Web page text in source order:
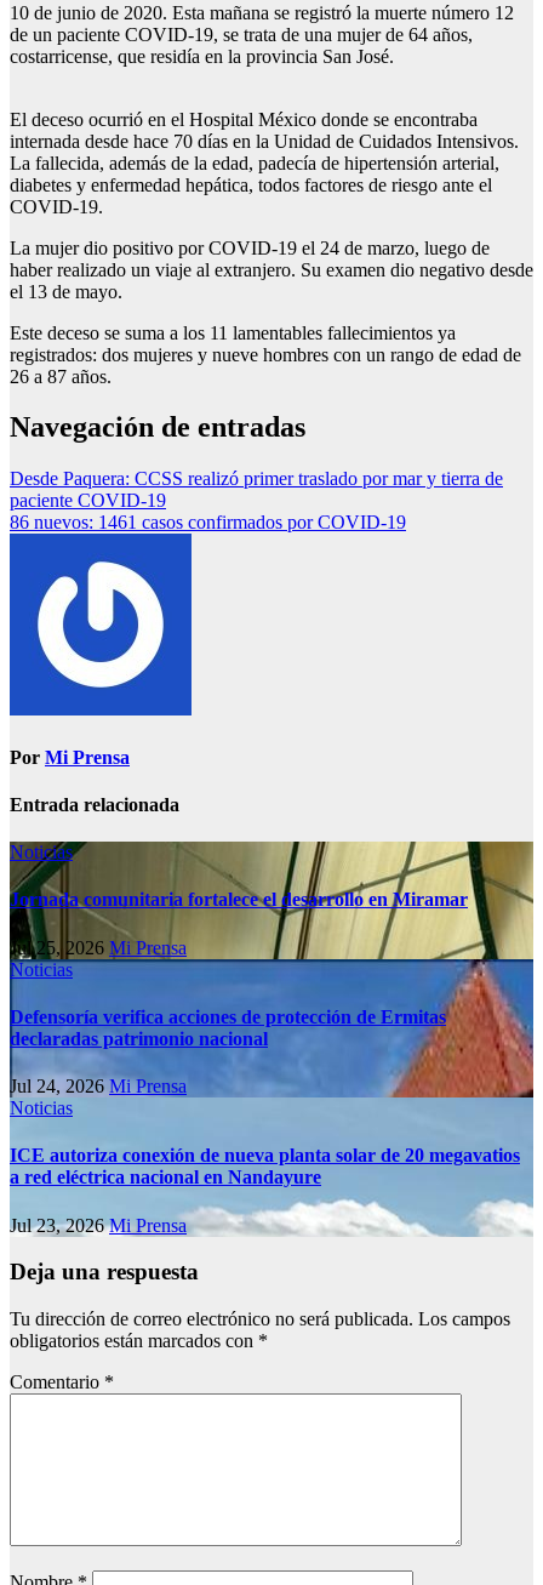
10 de junio de 2020. Esta mañana se registró la muerte número 12
de un paciente COVID-19, se trata de una mujer de 64 años,
costarricense, que residía en la provincia San José.
El deceso ocurrió en el Hospital México donde se encontraba
internada desde hace 70 días en la Unidad de Cuidados Intensivos.
La fallecida, además de la edad, padecía de hipertensión arterial,
diabetes y enfermedad hepática, todos factores de riesgo ante el
COVID-19.
La mujer dio positivo por COVID-19 el 24 de marzo, luego de
haber realizado un viaje al extranjero. Su examen dio negativo desde
el 13 de mayo.
Este deceso se suma a los 11 lamentables fallecimientos ya
registrados: dos mujeres y nueve hombres con un rango de edad de
26 a 87 años.
Navegación de entradas
Desde Paquera: CCSS realizó primer traslado por mar y tierra de
paciente COVID-19
86 nuevos: 1461 casos confirmados por COVID-19
Por Mi Prensa
Entrada relacionada
Noticias
Jornada comunitaria fortalece el desarrollo en Miramar
Jul 25, 2026 Mi Prensa
Noticias
Defensoría verifica acciones de protección de Ermitas
declaradas patrimonio nacional
Jul 24, 2026Mi Prensa
Noticias
ICE autoriza conexión de nueva planta solar de 20 megavatios
a red eléctrica nacional en Nandayure
Jul 23, 2026Mi Prensa
Deja una respuesta
Tu dirección de correo electrónico no será publicada. Los campos
obligatorios están marcados con *
Comentario *